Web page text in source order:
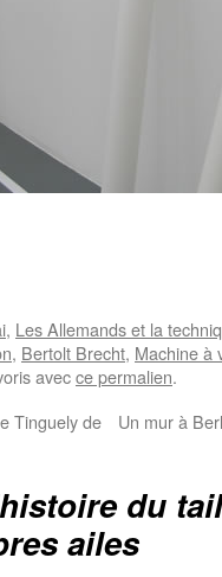
, Les Allemands et la
, Bertolt Brecht, Machine à
avecce permalien.
Tinguely de
Un mur à
du
ailes